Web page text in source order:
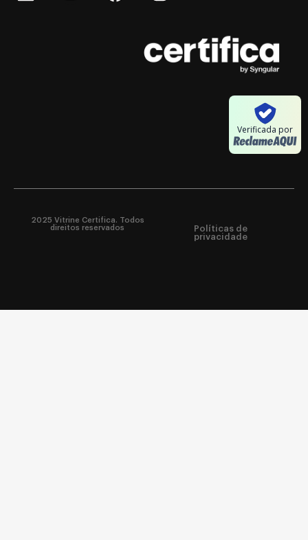
Verificada por
2025 Vitrine Certifica. Todos
direitos reservados
Políticas de
privacidade